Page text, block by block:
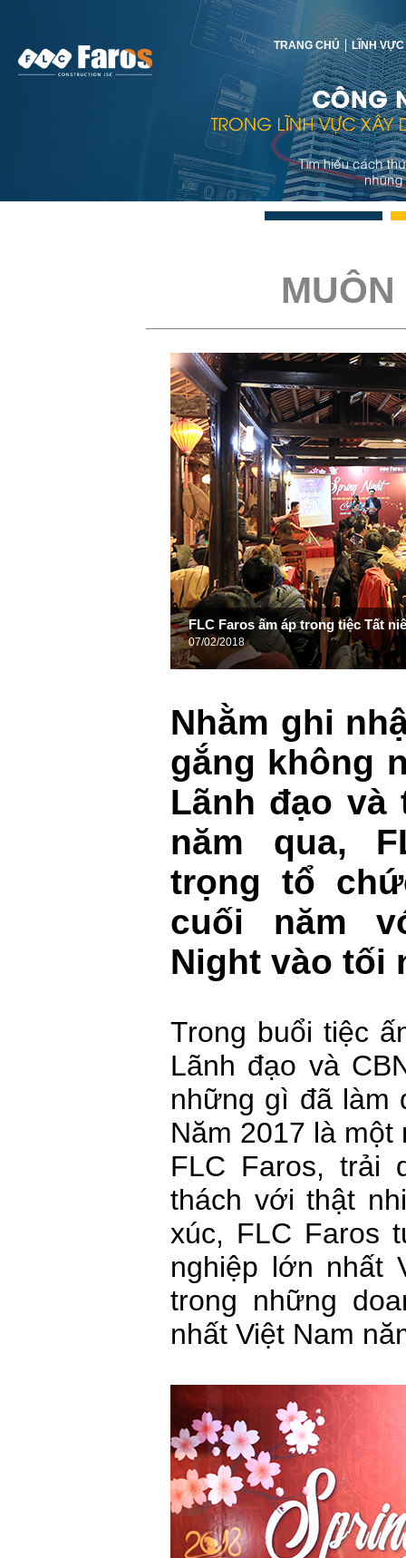
TRANG CHỦ LĨNH
FLC Faros ấm áp trong tiệc Tất
07/02/2018
Nhằm ghi
gắng không
Lãnh đạo và
năm qua,
trọng tổ
cuối năm
Night vào tối
Trong buổi tiệc
Lãnh đạo và
những gì đã làm
Năm 2017 là
FLC Faros, trải
thách với thật
xúc, FLC Faros
nghiệp lớn nhất
trong những
nhất Việt Nam